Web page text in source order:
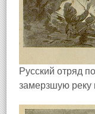
Русский отряд
замерзшую реку